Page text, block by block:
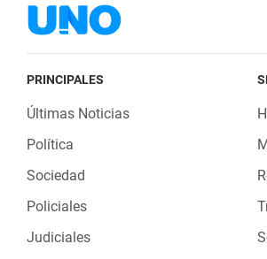
PRINCIPALES
Últimas Noticias
Política
Sociedad
Policiales
Judiciales